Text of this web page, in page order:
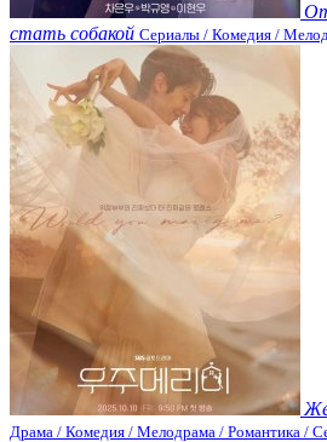
стать собакой Сериалы / Комедия /
Драма / Комедия / Мелодрама / Романтика /